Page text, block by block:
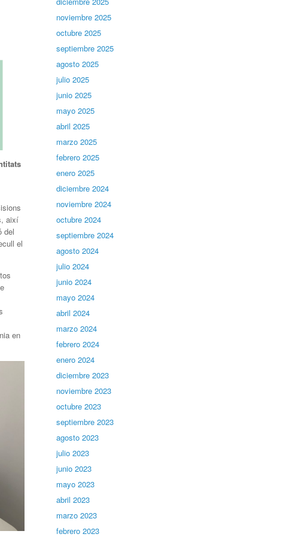
així
del
el
en
noviembre 2025
octubre 2025
septiembre 2025
agosto 2025
julio 2025
junio 2025
mayo 2025
abril 2025
marzo 2025
febrero 2025
enero 2025
diciembre 2024
noviembre 2024
octubre 2024
septiembre 2024
agosto 2024
julio 2024
junio 2024
mayo 2024
abril 2024
marzo 2024
febrero 2024
enero 2024
diciembre 2023
noviembre 2023
octubre 2023
septiembre 2023
agosto 2023
julio 2023
junio 2023
mayo 2023
abril 2023
marzo 2023
febrero 2023